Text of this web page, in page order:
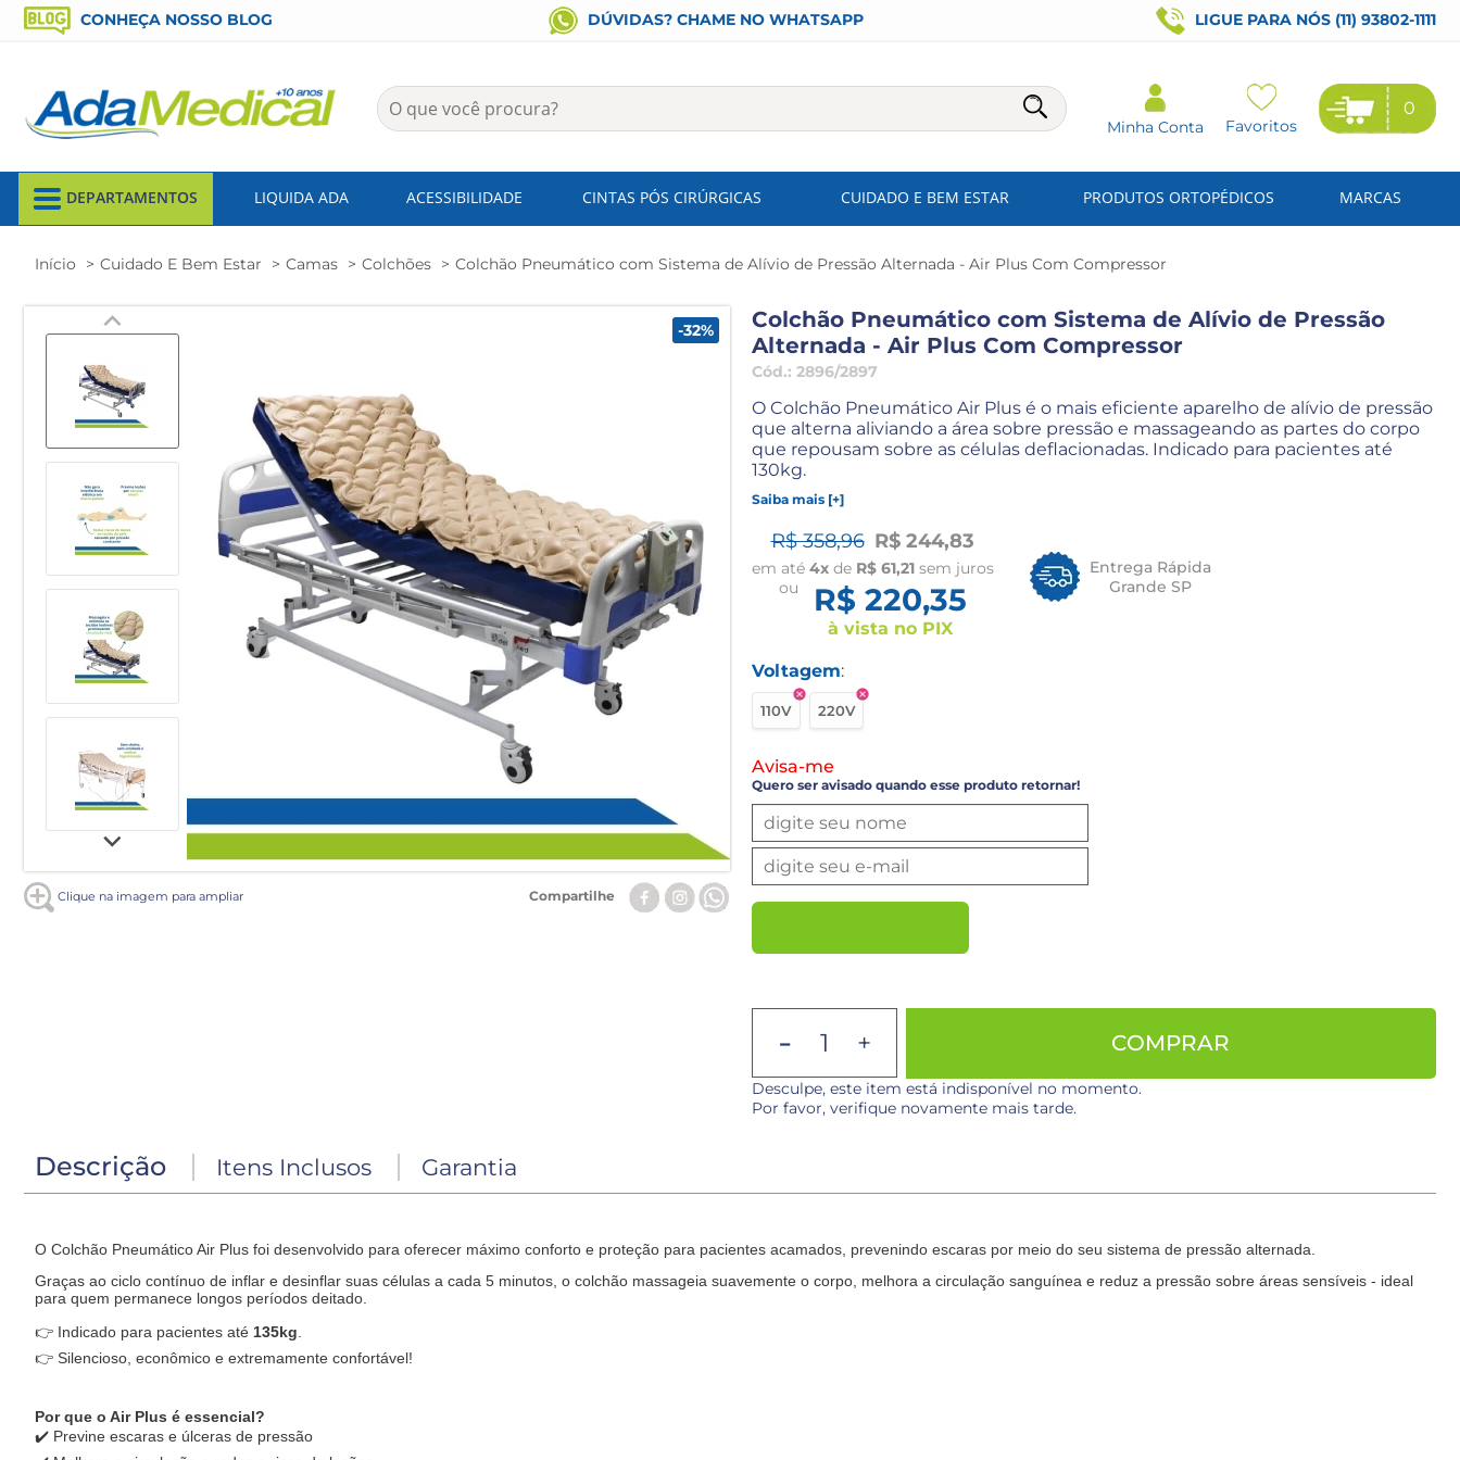
CONHEÇA NOSSO BLOG DÚVIDAS? CHAME NO WHATSAPP LIGUE PARA NÓS (11) 93802-1111
Minha Conta Favoritos
0
DEPARTAMENTOS LIQUIDA ADA ACESSIBILIDADE CINTAS PÓS CIRÚRGICAS CUIDADO E BEM ESTAR PRODUTOS ORTOPÉDICOS MARCAS
Início Cuidado E Bem Estar Camas Colchões Colchão Pneumático com Sistema de Alívio de Pressão Alternada - Air Plus Com Compressor
-32%
Clique na imagem para ampliar Compartilhe
Colchão Pneumático com Sistema de Alívio de Pressão
Alternada - Air Plus Com Compressor
Cód.: 2896/2897
O Colchão Pneumático Air Plus é o mais eficiente aparelho de alívio de pressão
que alterna aliviando a área sobre pressão e massageando as partes do corpo
que repousam sobre as células deflacionadas. Indicado para pacientes até
130kg.
Saiba mais [+]
Entrega Rápida
Grande SP
R$ 358,96 R$ 244,83
em até 4xde R$ 61,21sem juros
ou
R$ 220,35
à vista no PIX
Voltagem:
110V 220V
Avisa-me
Quero ser avisado quando esse produto retornar!
- + COMPRAR
Desculpe, este item está indisponível no momento.
Por favor, verifique novamente mais tarde.
Descrição Itens Inclusos Garantia
O Colchão Pneumático Air Plus foi desenvolvido para oferecer máximo conforto e proteção para pacientes acamados, prevenindo escaras por meio do seu sistema de pressão alternada.
Graças ao ciclo contínuo de inflar e desinflar suas células a cada 5 minutos, o colchão massageia suavemente o corpo, melhora a circulação sanguínea e reduz a pressão sobre áreas sensíveis - ideal
para quem permanece longos períodos deitado.
👉 Indicado para pacientes até 135kg
👉 Silencioso, econômico e extremamente confortável!
Por que o Air Plus é essencial?
✔️ Previne escaras e úlceras de pressão